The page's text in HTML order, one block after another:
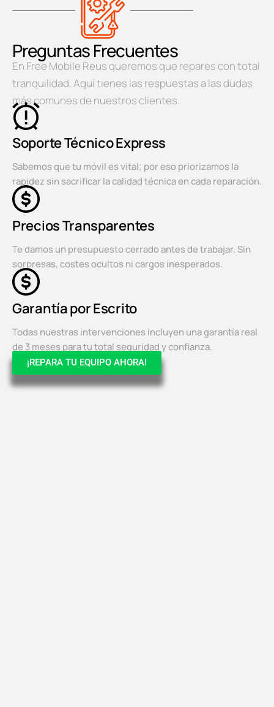
Preguntas Frecuentes
En Free Mobile Reus queremos que repares con total
tranquilidad. Aquí tienes las respuestas a las dudas
más comunes de nuestros clientes.
Soporte Técnico Express
Sabemos que tu móvil es vital; por eso priorizamos la
rapidez sin sacrificar la calidad técnica en cada reparación.
Precios Transparentes
Te damos un presupuesto cerrado antes de trabajar. Sin
sorpresas, costes ocultos ni cargos inesperados.
Garantía por Escrito
Todas nuestras intervenciones incluyen una garantía real
de 3 meses para tu total seguridad y confianza.
¡REPARA TU EQUIPO AHORA!